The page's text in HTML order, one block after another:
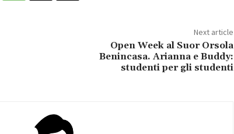
Next article
Open Week al Suor Orsola
Benincasa. Arianna e Buddy:
studenti per gli studenti